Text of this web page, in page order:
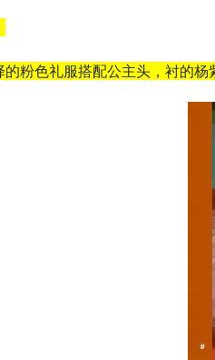
的粉色礼服搭配公主头，衬的杨